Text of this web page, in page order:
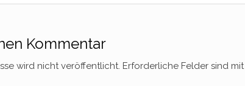
Kommentar
wird nicht veröffentlicht. Erforderliche Felder sind mit